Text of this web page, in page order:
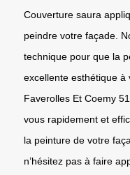
Couverture saura
peindre votre façade.
technique pour que la
excellente esthétique à
Faverolles Et Coemy
vous rapidement et
la peinture de votre
n’hésitez pas à faire